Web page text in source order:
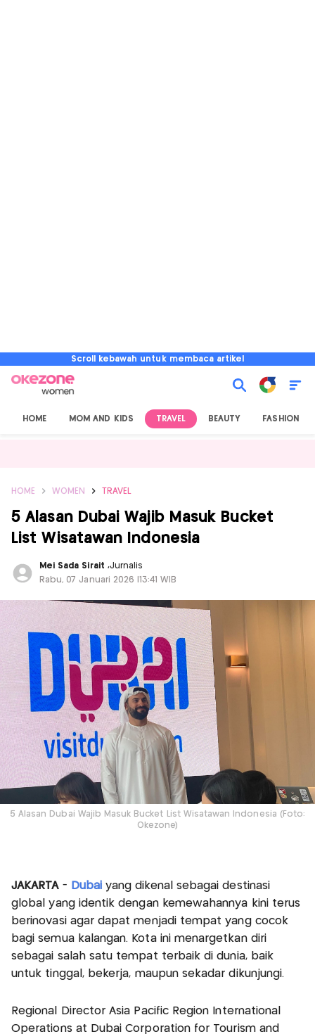
Scroll kebawah untuk membaca artikel
HOME MOM AND KIDS TRAVEL BEAUTY FASHION
HOME WOMEN TRAVEL
5 Alasan Dubai Wajib Masuk Bucket
List Wisatawan Indonesia
Mei Sada Sirait ,Jurnalis
Rabu, 07 Januari 2026 |13:41 WIB
5 Alasan Dubai Wajib Masuk Bucket List Wisatawan Indonesia (Foto:
Okezone)
JAKARTA - Dubaiyang dikenal sebagai destinasi
global yang identik dengan kemewahannya kini terus
berinovasi agar dapat menjadi tempat yang cocok
bagi semua kalangan. Kota ini menargetkan diri
sebagai salah satu tempat terbaik di dunia, baik
untuk tinggal, bekerja, maupun sekadar dikunjungi.
Regional Director Asia Pacific Region International
Operations at Dubai Corporation for Tourism and